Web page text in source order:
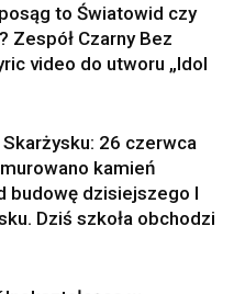
to Światowid czy
Zespół Czarny Bez
video do utworu „Idol
26 czerwca
kamień
budowę dzisiejszego I
Dziś szkoła obchodzi